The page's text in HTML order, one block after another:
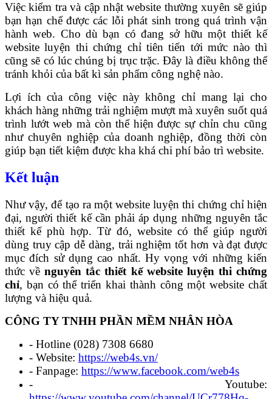
Việc kiểm tra và cập nhật website thường xuyên sẽ giúp
bạn hạn chế được các lỗi phát sinh trong quá trình vận
hành web. Cho dù bạn có đang sở hữu một thiết kế
website luyện thi chứng chỉ tiên tiến tới mức nào thì
cũng sẽ có lúc chúng bị trục trặc. Đây là điều không thể
tránh khỏi của bất kì sản phẩm công nghệ nào.
Lợi ích của công việc này không chỉ mang lại cho
khách hàng những trải nghiệm mượt mà xuyên suốt quá
trình lướt web mà còn thể hiện được sự chỉn chu cũng
như chuyên nghiệp của doanh nghiệp, đồng thời còn
giúp bạn tiết kiệm được kha khá chi phí bảo trì website.
Kết luận
Như vậy, để tạo ra một website luyện thi chứng chỉ hiện
đại, người thiết kế cần phải áp dụng những nguyên tắc
thiết kế phù hợp. Từ đó, website có thể giúp người
dùng truy cập dễ dàng, trải nghiệm tốt hơn và đạt được
mục đích sử dụng cao nhất. Hy vọng với những kiến
thức vềnguyên tắc thiết kế website luyện thi chứng
chỉ, bạn có thể triển khai thành công một website chất
lượng và hiệu quả.
CÔNG TY TNHH PHẦN MỀM NHÂN HÒA
- Hotline (028) 7308 6680
- Website: https://web4s.vn/
- Fanpage: https://www.facebook.com/web4s
- Youtube: